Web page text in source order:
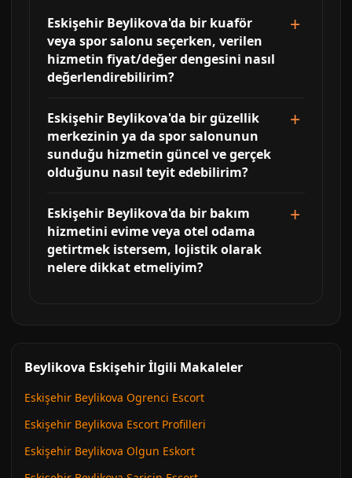
Eskişehir Beylikova'da bir kuaför
veya spor salonu seçerken, verilen
hizmetin fiyat/değer dengesini nasıl
değerlendirebilirim?
Eskişehir Beylikova'da bir güzellik
merkezinin ya da spor salonunun
sunduğu hizmetin güncel ve gerçek
olduğunu nasıl teyit edebilirim?
Eskişehir Beylikova'da bir bakım
hizmetini evime veya otel odama
getirtmek istersem, lojistik olarak
nelere dikkat etmeliyim?
Beylikova Eskişehir İlgili Makaleler
Eskişehir Beylikova Ogrenci Escort
Eskişehir Beylikova Escort Profilleri
Eskişehir Beylikova Olgun Eskort